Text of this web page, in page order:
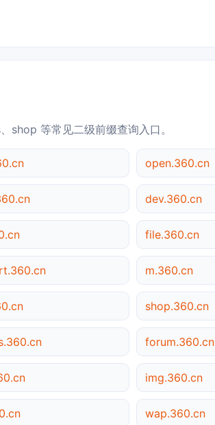
等常见二级前缀查询入口。
open.360.cn
dev.360.cn
file.360.cn
m.360.cn
shop.360.cn
forum.360.cn
img.360.cn
wap.360.cn